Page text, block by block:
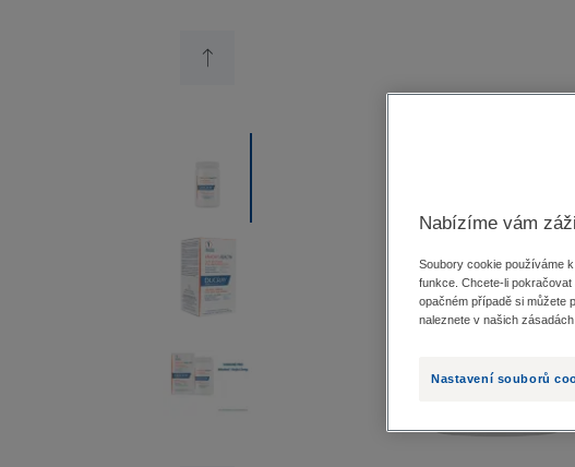
Nabízíme vám
Soubory cookie používáme
funkce. Chcete-li
opačném případě si můžete
naleznete v našich
Nastavení souborů